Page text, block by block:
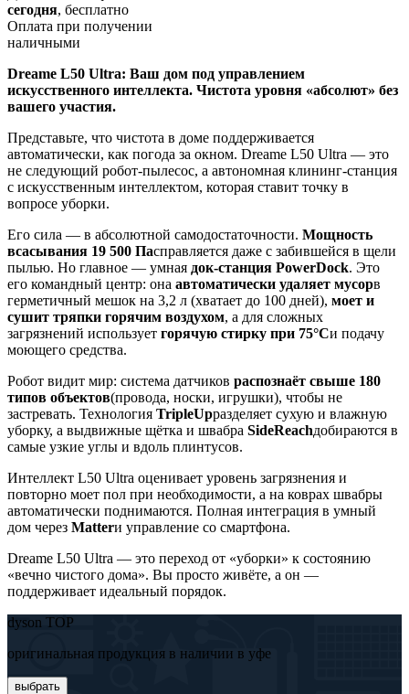
сегодня, бесплатно
Оплата при получении
наличными
Dreame L50 Ultra: Ваш дом под управлением
искусственного интеллекта. Чистота уровня «абсолют» без
вашего участия.
Представьте, что чистота в доме поддерживается
автоматически, как погода за окном. Dreame L50 Ultra — это
не следующий робот-пылесос, а автономная клининг-станция
с искусственным интеллектом, которая ставит точку в
вопросе уборки.
Его сила — в абсолютной самодостаточности. Мощность
всасывания 19 500 Пасправляется даже с забившейся в щели
пылью. Но главное — умная док-станция PowerDock. Это
его командный центр: она автоматически удаляет мусорв
герметичный мешок на 3,2 л (хватает до 100 дней), моет и
сушит тряпки горячим воздухом, а для сложных
загрязнений использует горячую стирку при 75°Cи подачу
моющего средства.
Робот видит мир: система датчиков распознаёт свыше 180
типов объектов(провода, носки, игрушки), чтобы не
застревать. Технология TripleUpразделяет сухую и влажную
уборку, а выдвижные щётка и швабра SideReachдобираются в
самые узкие углы и вдоль плинтусов.
Интеллект L50 Ultra оценивает уровень загрязнения и
повторно моет пол при необходимости, а на коврах швабры
автоматически поднимаются. Полная интеграция в умный
дом через Matterи управление со смартфона.
Dreame L50 Ultra — это переход от «уборки» к состоянию
«вечно чистого дома». Вы просто живёте, а он —
поддерживает идеальный порядок.
dyson TOP
оригинальная продукция в наличии в уфе
выбрать